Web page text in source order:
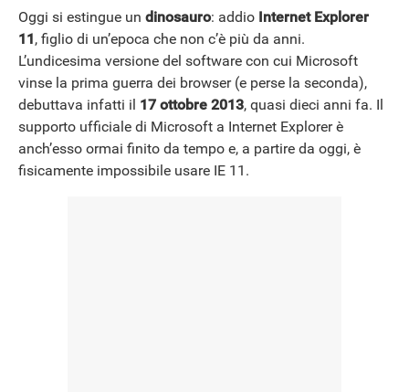
NEWS
tendenze dal mondo tech, approfondimenti, guide e
tutorial, per un pubblico di principianti e di esperti, di
utenti privati, di PMI e professionisti. Qui trovate i nostri
articoli sul mondo Android e Apple, app e social, audio e
video, smartphone e wearable, domotica e gadget.
Oggi si estingue un dinosauro: addio Internet Explorer
11, figlio di un’epoca che non c’è più da anni.
L’undicesima versione del software con cui Microsoft
vinse la prima guerra dei browser (e perse la seconda),
debuttava infatti il 17 ottobre 2013, quasi dieci anni fa. Il
supporto ufficiale di Microsoft a Internet Explorer è
anch’esso ormai finito da tempo e, a partire da oggi, è
fisicamente impossibile usare IE 11.